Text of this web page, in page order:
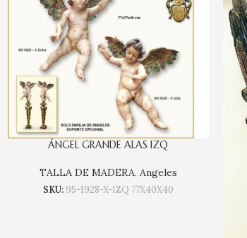
ÁNGEL GRANDE ALAS IZQ
TALLA DE MADERA, Angeles
SKU: 95-1928-X-IZQ 77X40X40